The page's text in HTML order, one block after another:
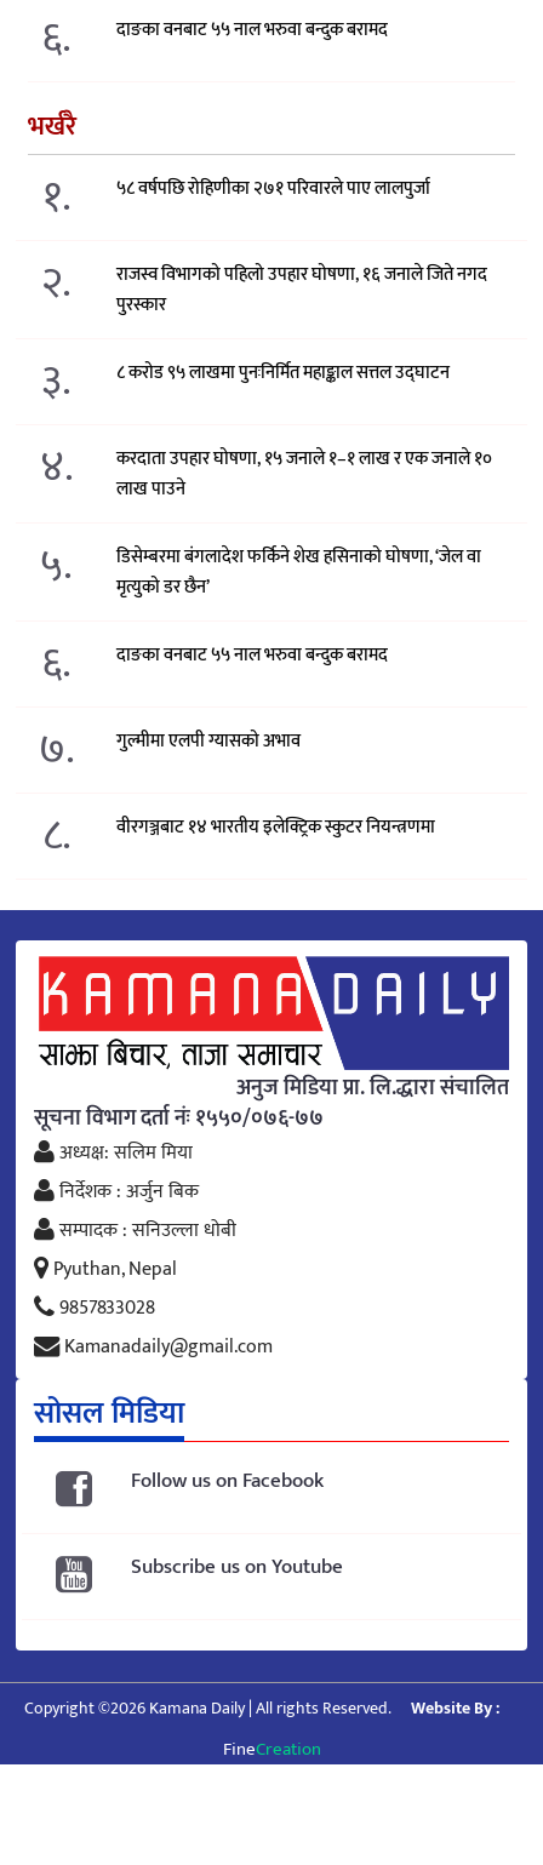
६. दाङका वनबाट ५५ नाल भरुवा बन्दुक बरामद
भर्खरै
१. ५८ वर्षपछि रोहिणीका २७१ परिवारले पाए लालपुर्जा
२.
राजस्व विभागको पहिलो उपहार घोषणा, १६ जनाले जिते नगद
पुरस्कार
३. ८ करोड ९५ लाखमा पुनःनिर्मित महाङ्काल सत्तल उद्घाटन
४.
करदाता उपहार घोषणा, १५ जनाले १–१ लाख र एक जनाले १०
लाख पाउने
५.
डिसेम्बरमा बंगलादेश फर्किने शेख हसिनाको घोषणा, ‘जेल वा
मृत्युको डर छैन’
६. दाङका वनबाट ५५ नाल भरुवा बन्दुक बरामद
७. गुल्मीमा एलपी ग्यासको अभाव
८. वीरगञ्जबाट १४ भारतीय इलेक्ट्रिक स्कुटर नियन्त्रणमा
अनुज मिडिया प्रा. लि.द्धारा संचालित
सूचना विभाग दर्ता नंः १५५०/०७६-७७
अध्यक्ष: सलिम मिया
निर्देशक : अर्जुन बिक
सम्पादक : सनिउल्ला धोबी
Pyuthan, Nepal
9857833028
Kamanadaily@gmail.com
सोसल मिडिया
Follow us on Facebook
Subscribe us on Youtube
Copyright ©2026 Kamana Daily | All rights Reserved. Website By :
FineCreation